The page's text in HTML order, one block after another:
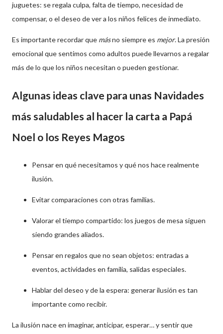
juguetes: se regala culpa, falta de tiempo, necesidad de
compensar, o el deseo de ver a los niños felices de inmediato.
Es importante recordar que másno siempre es mejor. La presión
emocional que sentimos como adultos puede llevarnos a regalar
más de lo que los niños necesitan o pueden gestionar.
Algunas ideas clave para unas Navidades
más saludables al hacer la carta a Papá
Noel o los Reyes Magos
Pensar en qué necesitamos y qué nos hace realmente
ilusión.
Evitar comparaciones con otras familias.
Valorar el tiempo compartido: los juegos de mesa siguen
siendo grandes aliados.
Pensar en regalos que no sean objetos: entradas a
eventos, actividades en familia, salidas especiales.
Hablar del deseo y de la espera: generar ilusión es tan
importante como recibir.
La ilusión nace en imaginar, anticipar, esperar… y sentir que